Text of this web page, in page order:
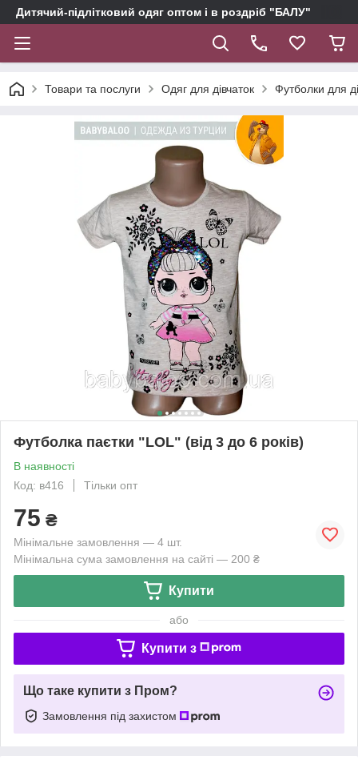
Дитячий-підлітковий одяг оптом і в роздріб "БАЛУ"
Товари та послуги Одяг для дівчаток Футболки для
Футболка паєтки "LOL" (від 3 до 6 років)
В наявності
Код: в416
Тільки опт
75 ₴
Мінімальне замовлення — 4 шт.
Мінімальна сума замовлення на сайті — 200 ₴
Купити
або
Купити з
Що таке купити з Пром?
Замовлення під захистом